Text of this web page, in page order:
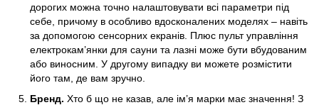
дорогих можна точно налаштовувати всі параметри під
себе, причому в особливо вдосконалених моделях – навіть
за допомогою сенсорних екранів. Плюс пульт управління
електрокам’янки для сауни та лазні може бути вбудованим
або виносним. У другому випадку ви можете розмістити
його там, де вам зручно.
Бренд. Хто б що не казав, але ім’я марки має значення! З